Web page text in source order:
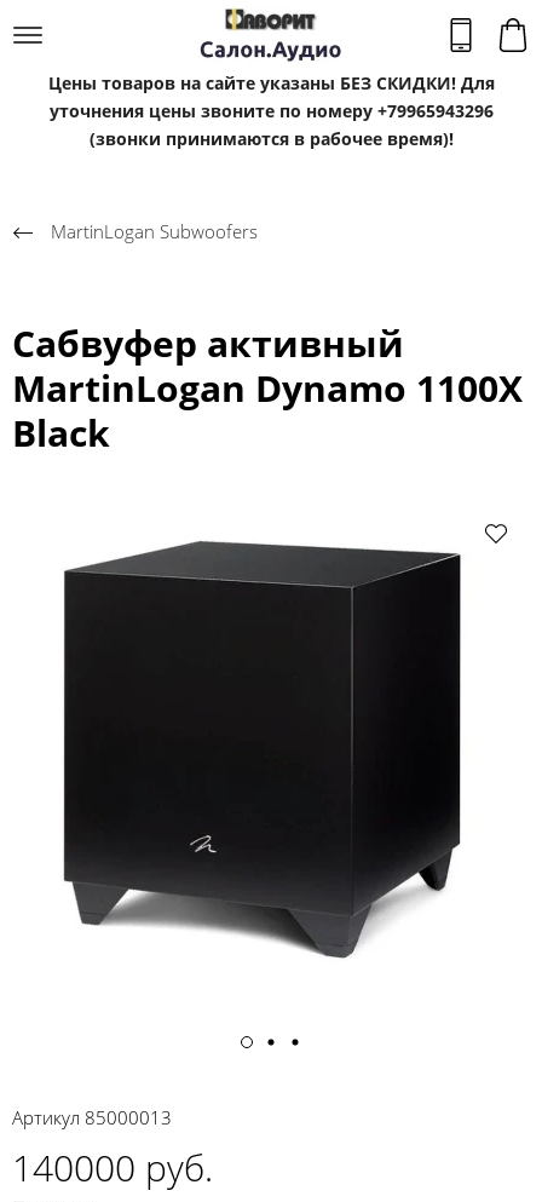
Цены товаров на сайте указаны БЕЗ СКИДКИ! Для
уточнения цены звоните по номеру +79965943296
(звонки принимаются в рабочее время)!
MartinLogan Subwoofers
Сабвуфер активный
MartinLogan Dynamo 1100X
Black
Артикул 85000013
140000 руб.